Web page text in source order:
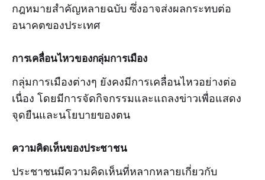
กฎหมายสำคัญหลายฉบับ ซึ่งอาจส่งผลกระทบต่อ
อนาคตของประเทศ
การเคลื่อนไหวของกลุ่มการเมือง
กลุ่มการเมืองต่างๆ ยังคงมีการเคลื่อนไหวอย่างต่อ
เนื่อง โดยมีการจัดกิจกรรมและแถลงข่าวเพื่อแสดง
จุดยืนและนโยบายของตน
ความคิดเห็นของประชาชน
ประชาชนมีความคิดเห็นที่หลากหลายเกี่ยวกับ